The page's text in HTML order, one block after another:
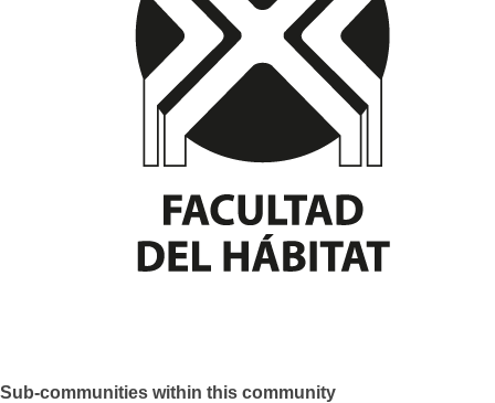
Sub-communities within this community